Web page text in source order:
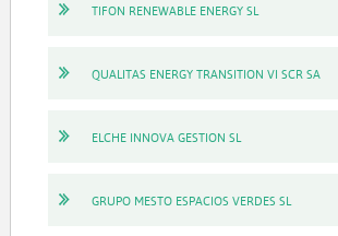
TIFON RENEWABLE ENERGY SL
QUALITAS ENERGY TRANSITION VI SCR SA
ELCHE INNOVA GESTION SL
GRUPO MESTO ESPACIOS VERDES SL